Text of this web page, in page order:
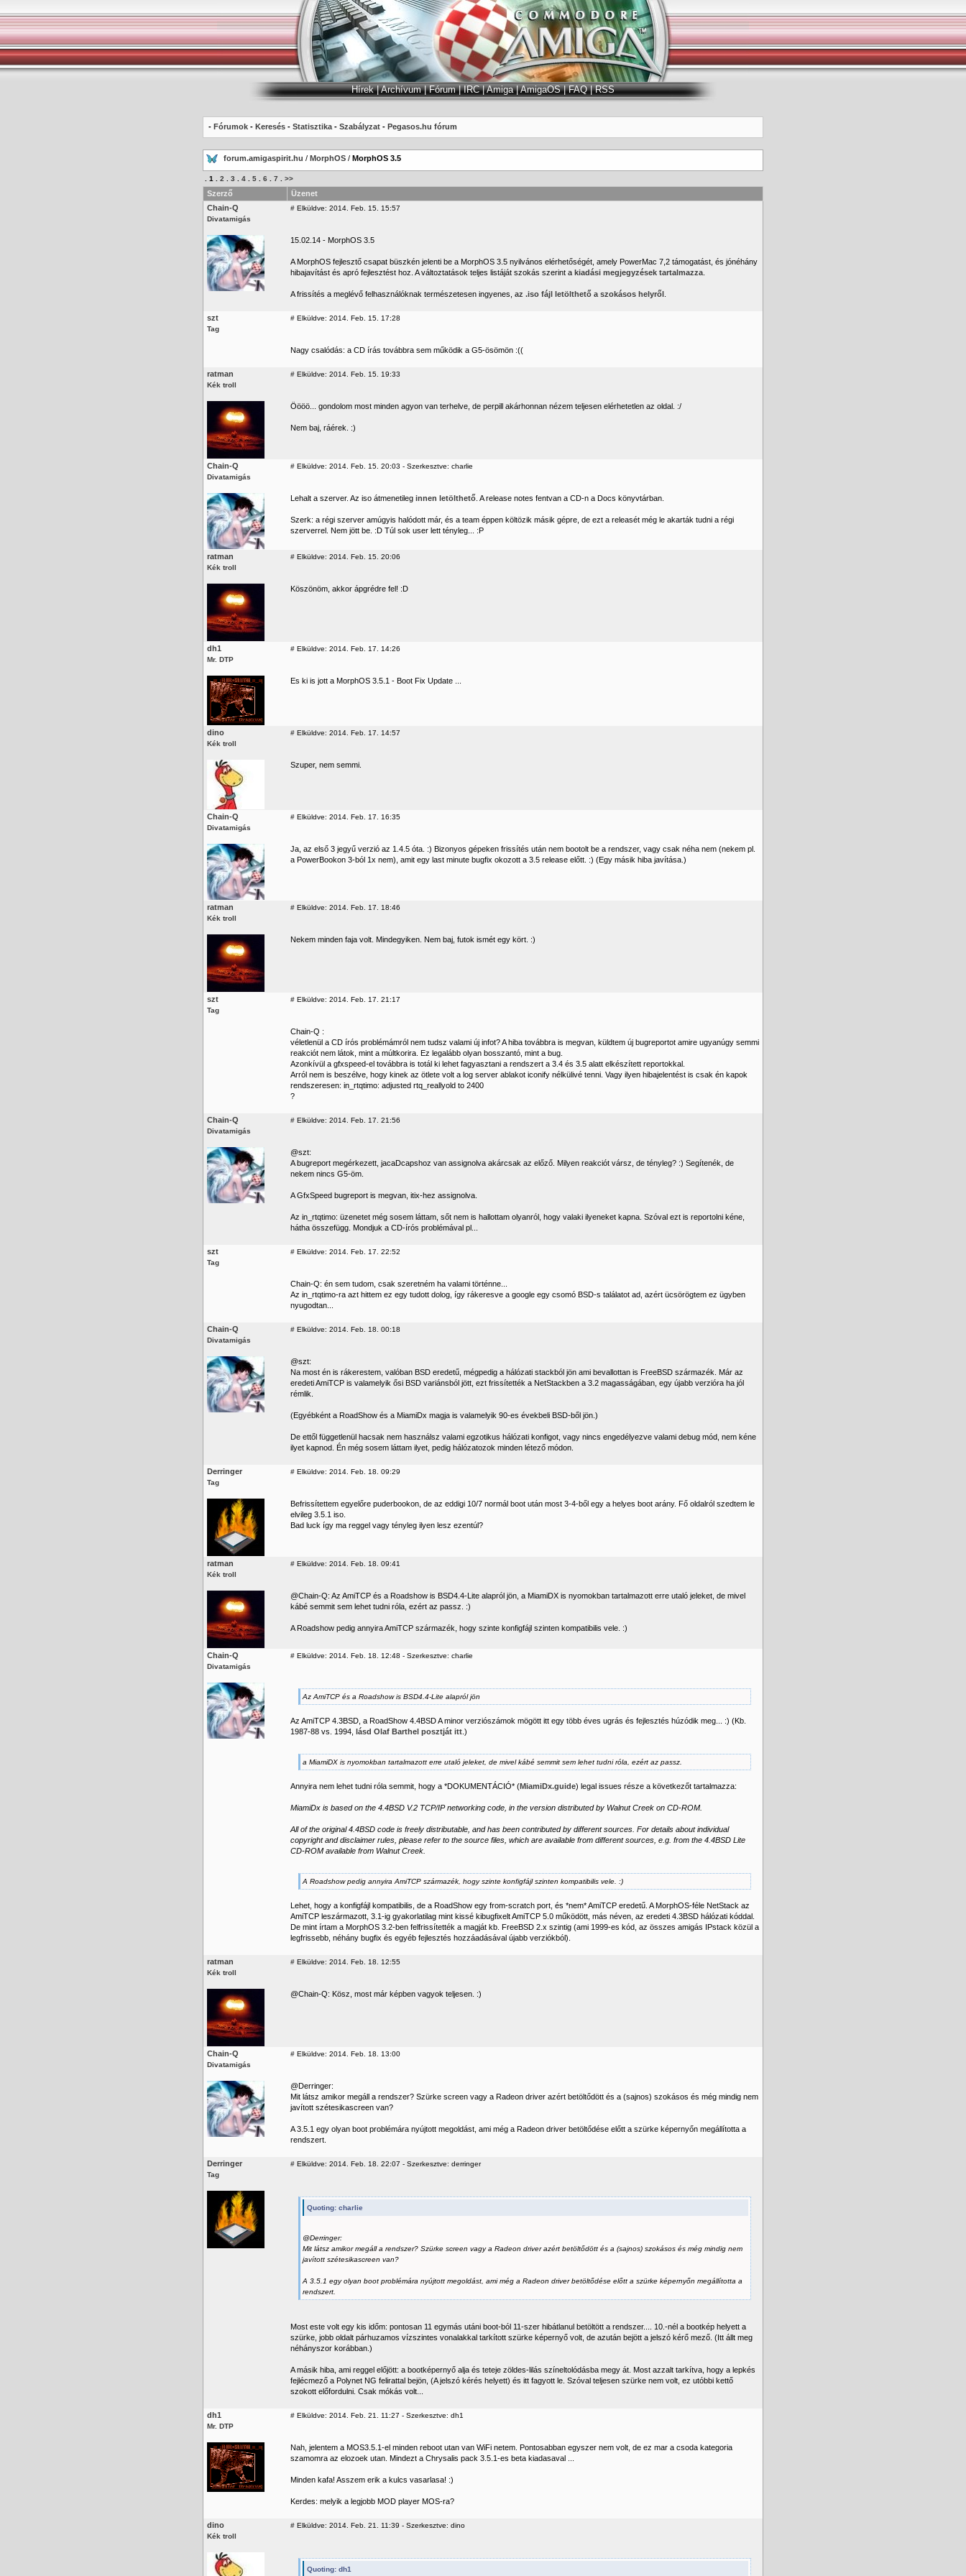
Hírek|Archívum|Fórum|IRC|Amiga|AmigaOS|FAQ|RSS
- Fórumok - Keresés - Statisztika - Szabályzat - Pegasos.hu fórum
forum.amigaspirit.hu / MorphOS / MorphOS 3.5
1 2 3 4 5 6 7 >>
Szerző
Üzenet
Chain-Q
Divatamigás
# Elküldve: 2014. Feb. 15. 15:57
15.02.14 - MorphOS 3.5
A MorphOS fejlesztő csapat büszkén jelenti be a MorphOS 3.5 nyilvános elérhetőségét, amely PowerMac 7,2 támogatást, és jónéhány
hibajavítást és apró fejlesztést hoz. A változtatások teljes listáját szokás szerint a kiadási megjegyzések tartalmazza
A frissítés a meglévő felhasználóknak természetesen ingyenes, az .iso fájl letölthető a szokásos helyről
szt
Tag
# Elküldve: 2014. Feb. 15. 17:28
Nagy csalódás: a CD írás továbbra sem működik a G5-ösömön :((
ratman
Kék troll
# Elküldve: 2014. Feb. 15. 19:33
Öööö... gondolom most minden agyon van terhelve, de perpill akárhonnan nézem teljesen elérhetetlen az oldal. :/
Nem baj, ráérek. :)
Chain-Q
Divatamigás
# Elküldve: 2014. Feb. 15. 20:03 - Szerkesztve: charlie
Lehalt a szerver. Az iso átmenetileg innen letölthető . A release notes fentvan a CD-n a Docs könyvtárban.
Szerk: a régi szerver amúgyis halódott már, és a team éppen költözik másik gépre, de ezt a releasét még le akarták tudni a régi
szerverrel. Nem jött be. :D Túl sok user lett tényleg... :P
ratman
Kék troll
# Elküldve: 2014. Feb. 15. 20:06
Köszönöm, akkor ápgrédre fel! :D
dh1
Mr. DTP
# Elküldve: 2014. Feb. 17. 14:26
Es ki is jott a MorphOS 3.5.1 - Boot Fix Update ...
dino
Kék troll
# Elküldve: 2014. Feb. 17. 14:57
Szuper, nem semmi.
Chain-Q
Divatamigás
# Elküldve: 2014. Feb. 17. 16:35
Ja, az első 3 jegyű verzió az 1.4.5 óta. :) Bizonyos gépeken frissítés után nem bootolt be a rendszer, vagy csak néha nem (nekem pl.
a PowerBookon 3-ból 1x nem), amit egy last minute bugfix okozott a 3.5 release előtt. :) (Egy másik hiba javítása.)
ratman
Kék troll
# Elküldve: 2014. Feb. 17. 18:46
Nekem minden faja volt. Mindegyiken. Nem baj, futok ismét egy kört. :)
szt
Tag
# Elküldve: 2014. Feb. 17. 21:17
Chain-Q :
véletlenül a CD írós problémámról nem tudsz valami új infot? A hiba továbbra is megvan, küldtem új bugreportot amire ugyanúgy semmi
reakciót nem látok, mint a múltkorira. Ez legalább olyan bosszantó, mint a bug.
Azonkívül a gfxspeed-el továbbra is totál ki lehet fagyasztani a rendszert a 3.4 és 3.5 alatt elkészített reportokkal.
Arról nem is beszélve, hogy kinek az ötlete volt a log server ablakot iconify nélkülivé tenni. Vagy ilyen hibajelentést is csak én kapok
rendszeresen: in_rtqtimo: adjusted rtq_reallyold to 2400
?
Chain-Q
Divatamigás
# Elküldve: 2014. Feb. 17. 21:56
@szt:
A bugreport megérkezett, jacaDcapshoz van assignolva akárcsak az előző. Milyen reakciót vársz, de tényleg? :) Segítenék, de
nekem nincs G5-öm.
A GfxSpeed bugreport is megvan, itix-hez assignolva.
Az in_rtqtimo: üzenetet még sosem láttam, sőt nem is hallottam olyanról, hogy valaki ilyeneket kapna. Szóval ezt is reportolni kéne,
hátha összefügg. Mondjuk a CD-írós problémával pl...
szt
Tag
# Elküldve: 2014. Feb. 17. 22:52
Chain-Q: én sem tudom, csak szeretném ha valami történne...
Az in_rtqtimo-ra azt hittem ez egy tudott dolog, így rákeresve a google egy csomó BSD-s találatot ad, azért ücsörögtem ez ügyben
nyugodtan...
Chain-Q
Divatamigás
# Elküldve: 2014. Feb. 18. 00:18
@szt:
Na most én is rákerestem, valóban BSD eredetű, mégpedig a hálózati stackból jön ami bevallottan is FreeBSD származék. Már az
eredeti AmiTCP is valamelyik ősi BSD variánsból jött, ezt frissítették a NetStackben a 3.2 magasságában, egy újabb verzióra ha jól
rémlik.
(Egyébként a RoadShow és a MiamiDx magja is valamelyik 90-es évekbeli BSD-ből jön.)
De ettől függetlenül hacsak nem használsz valami egzotikus hálózati konfigot, vagy nincs engedélyezve valami debug mód, nem kéne
ilyet kapnod. Én még sosem láttam ilyet, pedig hálózatozok minden létező módon.
Derringer
Tag
# Elküldve: 2014. Feb. 18. 09:29
Befrissítettem egyelőre puderbookon, de az eddigi 10/7 normál boot után most 3-4-ből egy a helyes boot arány. Fő oldalról szedtem le
elvileg 3.5.1 iso.
Bad luck így ma reggel vagy tényleg ilyen lesz ezentúl?
ratman
Kék troll
# Elküldve: 2014. Feb. 18. 09:41
@Chain-Q: Az AmiTCP és a Roadshow is BSD4.4-Lite alapról jön, a MiamiDX is nyomokban tartalmazott erre utaló jeleket, de mivel
kábé semmit sem lehet tudni róla, ezért az passz. :)
A Roadshow pedig annyira AmiTCP származék, hogy szinte konfigfájl szinten kompatibilis vele. :)
Chain-Q
Divatamigás
# Elküldve: 2014. Feb. 18. 12:48 - Szerkesztve: charlie
Az AmiTCP és a Roadshow is BSD4.4-Lite alapról jön
Az AmiTCP 4.3BSD, a RoadShow 4.4BSD A minor verziószámok mögött itt egy több éves ugrás és fejlesztés húzódik meg... :) (Kb.
1987-88 vs. 1994, lásd Olaf Barthel posztját itt .)
a MiamiDX is nyomokban tartalmazott erre utaló jeleket, de mivel kábé semmit sem lehet tudni róla, ezért az passz.
Annyira nem lehet tudni róla semmit, hogy a *DOKUMENTÁCIÓ* (MiamiDx.guide) legal issues része a következőt tartalmazza:
MiamiDx is based on the 4.4BSD V.2 TCP/IP networking code, in the version distributed by Walnut Creek on CD-ROM.
All of the original 4.4BSD code is freely distributable, and has been contributed by different sources. For details about individual
copyright and disclaimer rules, please refer to the source files, which are available from different sources, e.g. from the 4.4BSD Lite
CD-ROM available from Walnut Creek.
A Roadshow pedig annyira AmiTCP származék, hogy szinte konfigfájl szinten kompatibilis vele. :)
Lehet, hogy a konfigfájl kompatibilis, de a RoadShow egy from-scratch port, és *nem* AmiTCP eredetű. A MorphOS-féle NetStack az
AmiTCP leszármazott, 3.1-ig gyakorlatilag mint kissé kibugfixelt AmiTCP 5.0 működött, más néven, az eredeti 4.3BSD hálózati kóddal.
De mint írtam a MorphOS 3.2-ben felfrissítették a magját kb. FreeBSD 2.x szintig (ami 1999-es kód, az összes amigás IPstack közül a
legfrissebb, néhány bugfix és egyéb fejlesztés hozzáadásával újabb verziókból).
ratman
Kék troll
# Elküldve: 2014. Feb. 18. 12:55
@Chain-Q: Kösz, most már képben vagyok teljesen. :)
Chain-Q
Divatamigás
# Elküldve: 2014. Feb. 18. 13:00
@Derringer:
Mit látsz amikor megáll a rendszer? Szürke screen vagy a Radeon driver azért betöltődött és a (sajnos) szokásos és még mindig nem
javított szétesikascreen van?
A 3.5.1 egy olyan boot problémára nyújtott megoldást, ami még a Radeon driver betöltődése előtt a szürke képernyőn megállította a
rendszert.
Derringer
Tag
# Elküldve: 2014. Feb. 18. 22:07 - Szerkesztve: derringer
Quoting: charlie
@Derringer:
Mit látsz amikor megáll a rendszer? Szürke screen vagy a Radeon driver azért betöltődött és a (sajnos) szokásos és még mindig nem
javított szétesikascreen van?
A 3.5.1 egy olyan boot problémára nyújtott megoldást, ami még a Radeon driver betöltődése előtt a szürke képernyőn megállította a
rendszert.
Most este volt egy kis időm: pontosan 11 egymás utáni boot-ból 11-szer hibátlanul betöltött a rendszer.... 10.-nél a bootkép helyett a
szürke, jobb oldalt párhuzamos vízszintes vonalakkal tarkított szürke képernyő volt, de azután bejött a jelszó kérő mező. (Itt állt meg
néhányszor korábban.)
A másik hiba, ami reggel előjött: a bootképernyő alja és teteje zöldes-lilás színeltolódásba megy át. Most azzalt tarkítva, hogy a lepkés
fejlécmező a Polynet NG felirattal bejön, (A jelszó kérés helyett) és itt fagyott le. Szóval teljesen szürke nem volt, ez utóbbi kettő
szokott előfordulni. Csak mókás volt...
dh1
Mr. DTP
# Elküldve: 2014. Feb. 21. 11:27 - Szerkesztve: dh1
Nah, jelentem a MOS3.5.1-el minden reboot utan van WiFi netem. Pontosabban egyszer nem volt, de ez mar a csoda kategoria
szamomra az elozoek utan. Mindezt a Chrysalis pack 3.5.1-es beta kiadasaval ...
Minden kafa! Asszem erik a kulcs vasarlasa! :)
Kerdes: melyik a legjobb MOD player MOS-ra?
dino
Kék troll
# Elküldve: 2014. Feb. 21. 11:39 - Szerkesztve: dino
Quoting: dh1